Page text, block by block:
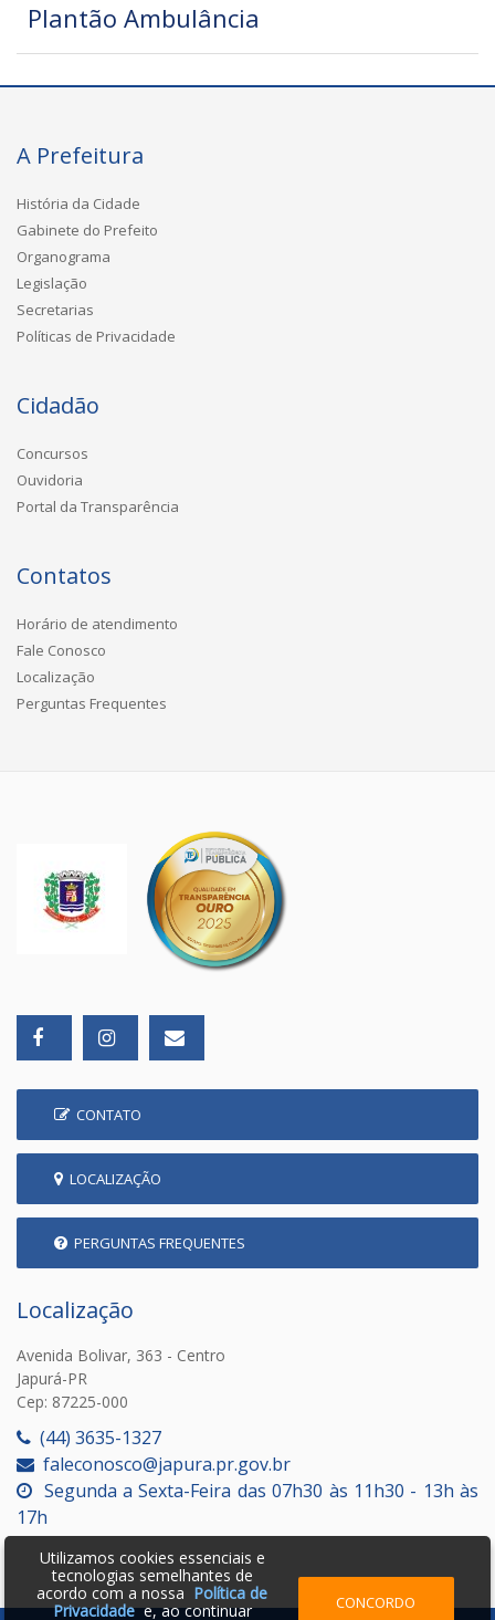
Plantão Ambulância
A Prefeitura
História da Cidade
Gabinete do Prefeito
Organograma
Legislação
Secretarias
Políticas de Privacidade
Cidadão
Concursos
Ouvidoria
Portal da Transparência
Contatos
Horário de atendimento
Fale Conosco
Localização
Perguntas Frequentes
CONTATO
LOCALIZAÇÃO
PERGUNTAS FREQUENTES
Localização
Avenida Bolivar, 363 - Centro
Japurá-PR
Cep: 87225-000
(44) 3635-1327
faleconosco@japura.pr.gov.br
Segunda a Sexta-Feira das 07h30 às 11h30 - 13h às
17h
Utilizamos cookies essenciais e
tecnologias semelhantes de
acordo com a nossa Política de
Privacidadee, ao continuar
CONCORDO